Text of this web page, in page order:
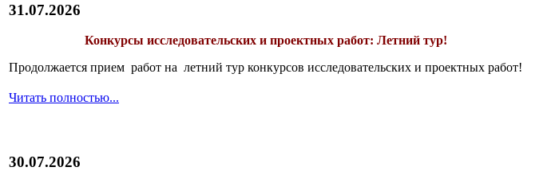
31.07.2026
Конкурсы исследовательских и проектных работ: Летний тур!
Продолжается прием работ на летний тур конкурсов исследовательских и проектных работ!
Читать полностью...
30.07.2026